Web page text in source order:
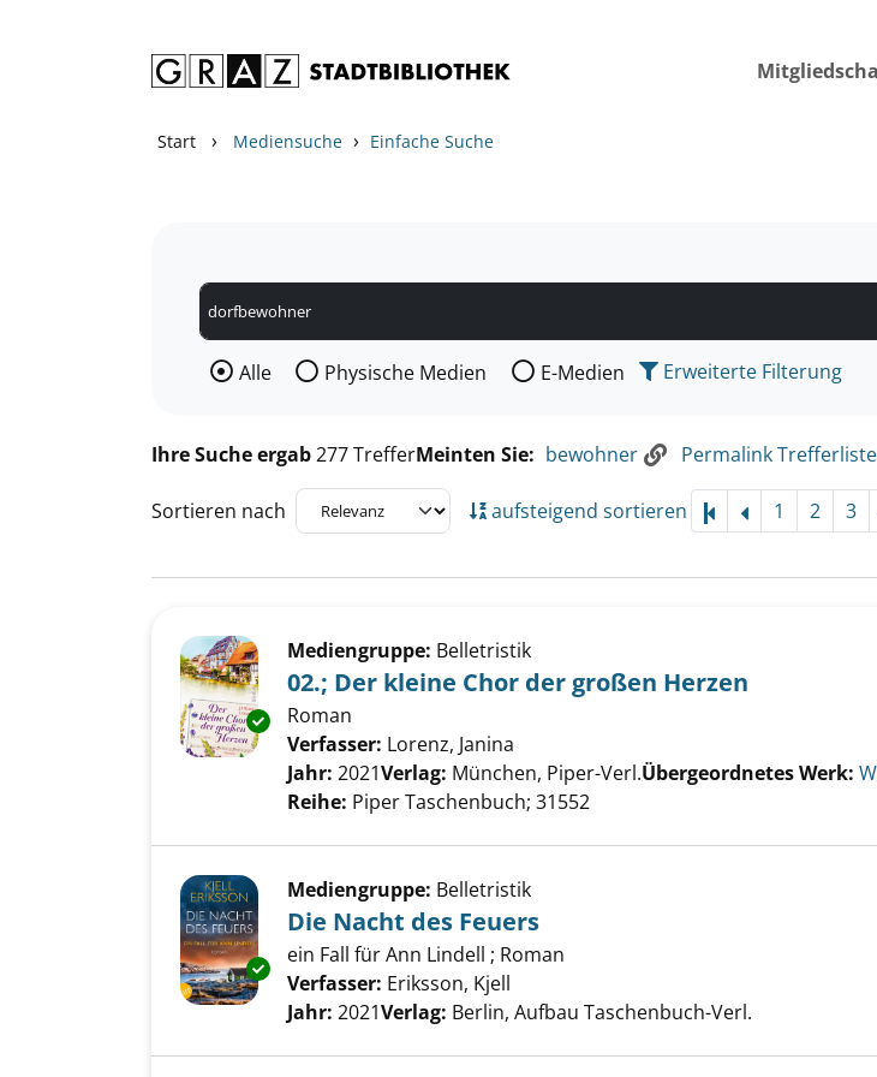
Start › Mediensuche › Einfache Suche
Wählen Sie die Medienart nach der Sie suchen wollen.
Alle Physische Medien E-Medien Erweiterte Filterung
Ihre Suche ergab277 TrefferMeinten Sie: bewohner Permalink Trefferliste
Sortieren nach aufsteigend sortieren 1 2 3
Exemplar-Details von 02.; Der kleine Chor der großen Herzen
Mediengruppe: Belletristik
02.; Der kleine Chor der großen Herzen
Roman
Verfasser: Lorenz, Janina
Jahr: 2021Verlag: München, Piper-Verl.Übergeordnetes Werk:
Reihe: Piper Taschenbuch; 31552
Exemplar-Details von Die Nacht des Feuers anzeigen
Mediengruppe: Belletristik
Die Nacht des Feuers
ein Fall für Ann Lindell ; Roman
Verfasser: Eriksson, Kjell
Jahr: 2021Verlag: Berlin, Aufbau Taschenbuch-Verl.